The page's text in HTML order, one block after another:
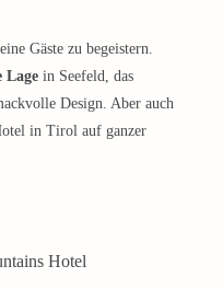
Gäste zu begeistern.
Lage in Seefeld, das
Design. Aber auch
in Tirol auf ganzer
Hotel